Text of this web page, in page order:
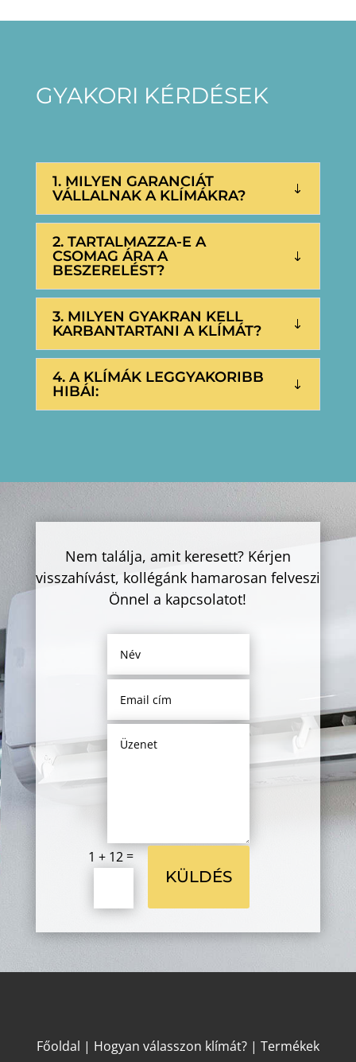
GYAKORI KÉRDÉSEK
1. MILYEN GARANCIÁT
VÁLLALNAK A KLÍMÁKRA?
2. TARTALMAZZA-E A
CSOMAG ÁRA A
BESZERELÉST?
3. MILYEN GYAKRAN KELL
KARBANTARTANI A KLÍMÁT?
4. A KLÍMÁK LEGGYAKORIBB
HIBÁI:
Nem találja, amit keresett? Kérjen
visszahívást, kollégánk hamarosan felveszi
Önnel a kapcsolatot!
1 + 12 =
KÜLDÉS
Főoldal | Hogyan válasszon klímát?| Termékek